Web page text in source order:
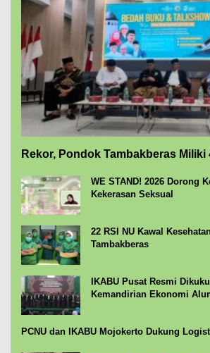
Rekor, Pondok Tambakberas Miliki
WE STAND! 2026 Dorong
Kekerasan Seksual
22 RSI NU Kawal
Tambakberas
IKABU Pusat Resmi
Kemandirian Ekonomi
PCNU dan IKABU Mojokerto Dukung